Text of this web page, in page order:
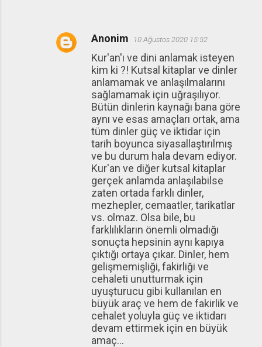
Anonim 10 Ağustos 2020 15:52
Kur'an'ı ve dini anlamak isteyen
kim ki ?! Kutsal kitaplar ve dinler
anlamamak ve anlaşılmalarını
sağlamamak için uğraşılıyor.
Bütün dinlerin kaynağı bana göre
aynı ve esas amaçları ortak, ama
tüm dinler güç ve iktidar için
tarih boyunca siyasallaştırılmış
ve bu durum hala devam ediyor.
Kur'an ve diğer kutsal kitaplar
gerçek anlamda anlaşılabilse
zaten ortada farklı dinler,
mezhepler, cemaatler, tarikatlar
vs. olmaz. Olsa bile, bu
farklılıkların önemli olmadığı
sonuçta hepsinin aynı kapıya
çıktığı ortaya çıkar. Dinler, hem
gelişmemişliği, fakirliği ve
cehaleti unutturmak için
uyuşturucu gibi kullanılan en
büyük araç ve hem de fakirlik ve
cehalet yoluyla güç ve iktidarı
devam ettirmek için en büyük
amaç...